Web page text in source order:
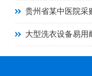
贵州省某中医院采
大型洗衣设备易用